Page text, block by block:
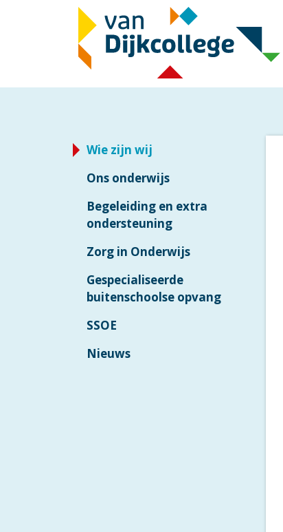
Main navigation
Wie zijn wij
Ons onderwijs
Begeleiding en extra
ondersteuning
Zorg in Onderwijs
Gespecialiseerde
buitenschoolse opvang
SSOE
Nieuws